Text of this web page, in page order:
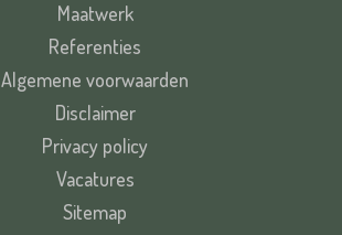
Maatwerk
Referenties
Algemene voorwaarden
Disclaimer
Privacy policy
Vacatures
Sitemap